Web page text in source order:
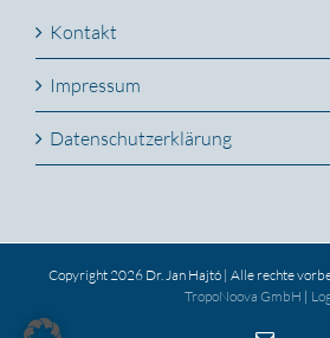
Kontakt
Impressum
Datenschutzerklärung
Copyright 2026 Dr. Jan Hajtó | Alle rechte
TropoNoova GmbH |